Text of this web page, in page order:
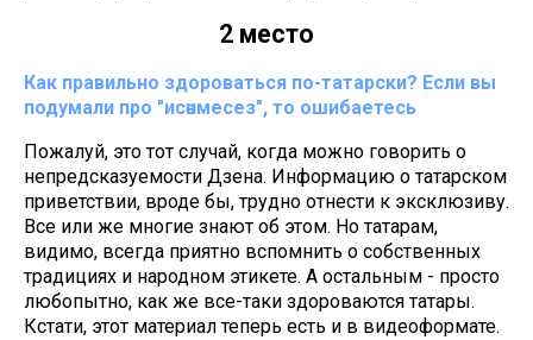
2 место
Как правильно здороваться по-татарски? Если вы
подумали про "исәнмесез", то ошибаетесь
Пожалуй, это тот случай, когда можно говорить о
непредсказуемости Дзена. Информацию о татарском
приветствии, вроде бы, трудно отнести к эксклюзиву.
Все или же многие знают об этом. Но татарам,
видимо, всегда приятно вспомнить о собственных
традициях и народном этикете. А остальным - просто
любопытно, как же все-таки здороваются татары.
Кстати, этот материал теперь есть и в видеоформате.